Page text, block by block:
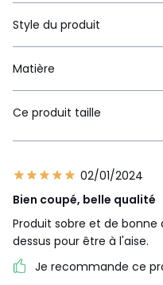
Style du produit
Matière
Ce produit taille
02/01/2024
Bien coupé, belle qualité
Produit sobre et de bonne
dessus pour être à l'aise.
Je recommande ce